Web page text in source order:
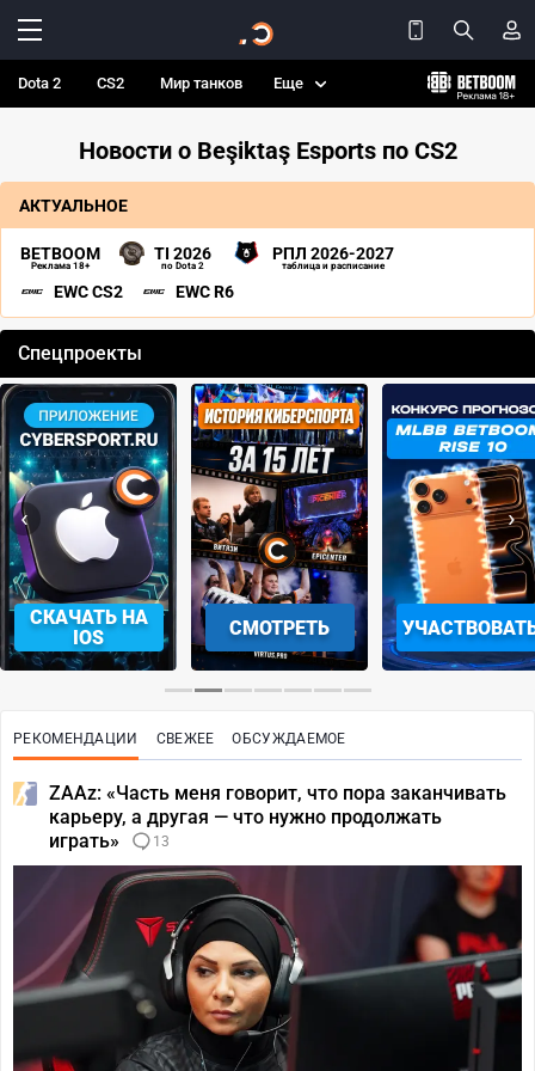
Dota 2 CS2 Мир танков Еще
Новости о Beşiktaş Esports по CS2
АКТУАЛЬНОЕ
BETBOOM
Реклама 18+
TI 2026
по Dota 2
РПЛ 2026-2027
таблица и расписание
EWC CS2 EWC R6
Спецпроекты
СКАЧАТЬ НА
IOS
СМОТРЕТЬ
‹ ›
РЕКОМЕНДАЦИИ СВЕЖЕЕ ОБСУЖДАЕМОЕ
ZAAz: «Часть меня говорит, что пора заканчивать
карьеру, а другая — что нужно продолжать
играть»
13